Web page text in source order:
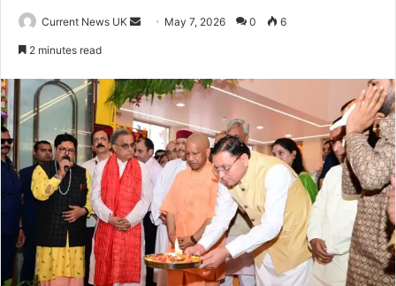
Current News UK
d
a
n
e
m
a
i
l
May 7, 2026 0 6
2 minutes read